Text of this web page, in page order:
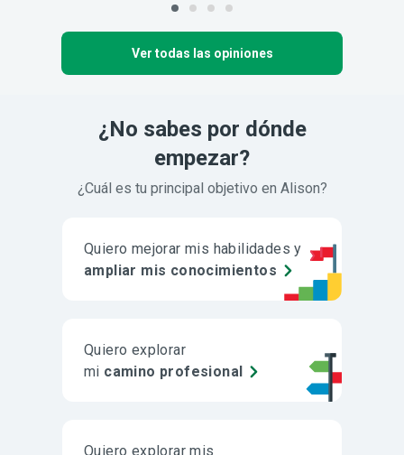
Ver todas las opiniones
¿No sabes por dónde
empezar?
¿Cuál es tu principal objetivo en Alison?
Quiero mejorar mis habilidades y
ampliar mis conocimientos
Quiero explorar
mi camino profesional
Quiero explorar mis